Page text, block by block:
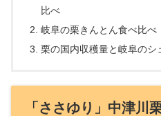
比べ
岐阜の栗きんとん食べ比
栗の国内収穫量と岐阜のシ
「ささゆり」中津